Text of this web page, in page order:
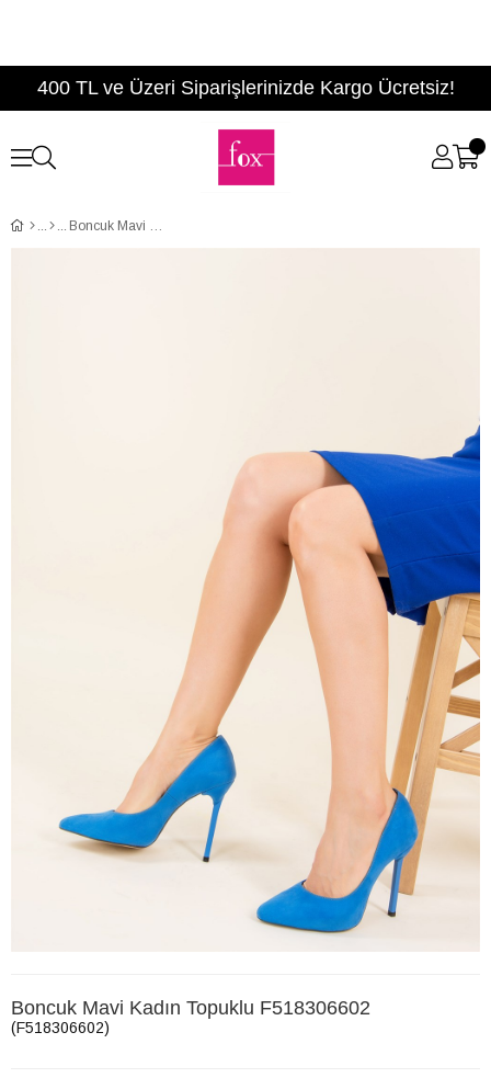
400 TL ve Üzeri Siparişlerinizde Kargo Ücretsiz!
Boncuk Mavi Kadın Topuklu F518306602
Boncuk Mavi Kadın Topuklu F518306602
(F518306602)